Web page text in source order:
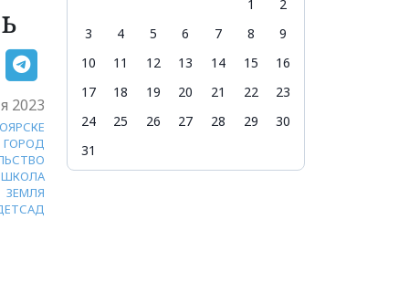
2023
ГОРОД
ШКОЛА
ЗЕМЛЯ
1
2
3
4 5 6 7 8
9
10
11 12 13 14 15
16
17
18 19 20 21 22
23
24
25 26 27 28 29
30
31